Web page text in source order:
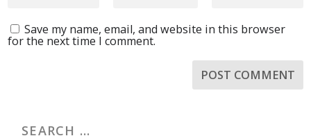
Save my name, email, and website in this browser
for the next time I comment.